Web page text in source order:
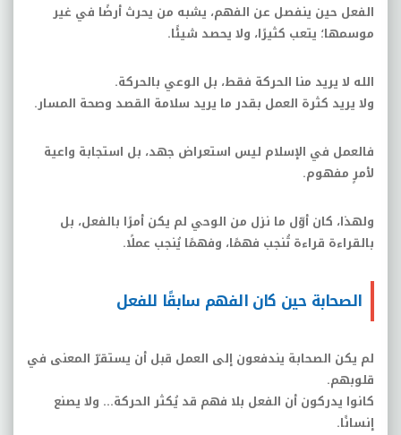
الفعل حين ينفصل عن الفهم، يشبه من يحرث أرضًا في غير
موسمها؛ يتعب كثيرًا، ولا يحصد شيئًا.
الله لا يريد منا الحركة فقط، بل الوعي بالحركة.
ولا يريد كثرة العمل بقدر ما يريد سلامة القصد وصحة المسار.
فالعمل في الإسلام ليس استعراض جهد، بل استجابة واعية
لأمرٍ مفهوم.
ولهذا، كان أوّل ما نزل من الوحي لم يكن أمرًا بالفعل، بل
بالقراءة قراءة تُنجب فهمًا، وفهمًا يُنجب عملًا.
الصحابة حين كان الفهم سابقًا للفعل
لم يكن الصحابة يندفعون إلى العمل قبل أن يستقرّ المعنى في
قلوبهم.
كانوا يدركون أن الفعل بلا فهم قد يُكثر الحركة… ولا يصنع
إنسانًا.